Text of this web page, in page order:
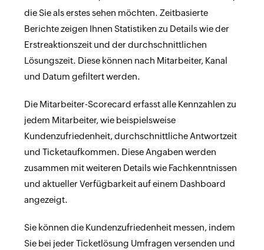
die Sie als erstes sehen möchten. Zeitbasierte
Berichte zeigen Ihnen Statistiken zu Details wie der
Erstreaktionszeit und der durchschnittlichen
Lösungszeit. Diese können nach Mitarbeiter, Kanal
und Datum gefiltert werden.
Die Mitarbeiter-Scorecard erfasst alle Kennzahlen zu
jedem Mitarbeiter, wie beispielsweise
Kundenzufriedenheit, durchschnittliche Antwortzeit
und Ticketaufkommen. Diese Angaben werden
zusammen mit weiteren Details wie Fachkenntnissen
und aktueller Verfügbarkeit auf einem Dashboard
angezeigt.
Sie können die Kundenzufriedenheit messen, indem
Sie bei jeder Ticketlösung Umfragen versenden und